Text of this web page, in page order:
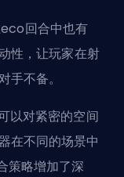
回合中也有
性，让玩家在射
不备。
以对紧密的空间
在不同的场景中
策略增加了深